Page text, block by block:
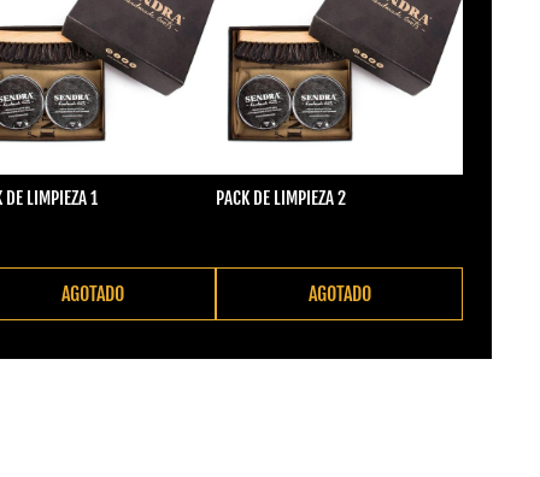
DE LIMPIEZA 1
AGOTADO
PACK DE LIMPIEZA 2
AGOTADO